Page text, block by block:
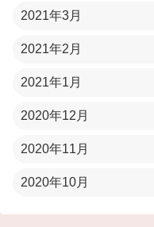
2021年3月
2021年2月
2021年1月
2020年12月
2020年11月
2020年10月